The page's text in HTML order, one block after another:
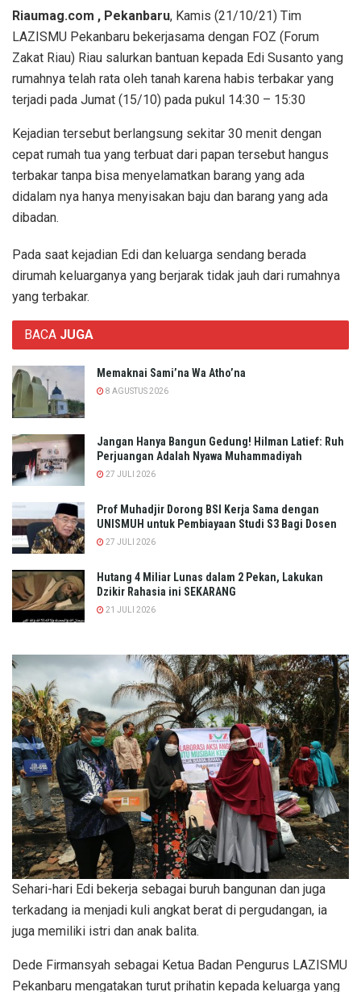
Riaumag.com , Pekanbaru, Kamis (21/10/21) Tim
LAZISMU Pekanbaru bekerjasama dengan FOZ (Forum
Zakat Riau) Riau salurkan bantuan kepada Edi Susanto yang
rumahnya telah rata oleh tanah karena habis terbakar yang
terjadi pada Jumat (15/10) pada pukul 14:30 – 15:30
Kejadian tersebut berlangsung sekitar 30 menit dengan
cepat rumah tua yang terbuat dari papan tersebut hangus
terbakar tanpa bisa menyelamatkan barang yang ada
didalam nya hanya menyisakan baju dan barang yang ada
dibadan.
Pada saat kejadian Edi dan keluarga sendang berada
dirumah keluarganya yang berjarak tidak jauh dari rumahnya
yang terbakar.
BACA JUGA
Memaknai Sami’na Wa Atho’na
8 AGUSTUS 2026
Jangan Hanya Bangun Gedung! Hilman Latief: Ruh
Perjuangan Adalah Nyawa Muhammadiyah
27 JULI 2026
Prof Muhadjir Dorong BSI Kerja Sama dengan
UNISMUH untuk Pembiayaan Studi S3 Bagi Dosen
27 JULI 2026
Hutang 4 Miliar Lunas dalam 2 Pekan, Lakukan
Dzikir Rahasia ini SEKARANG
21 JULI 2026
Sehari-hari Edi bekerja sebagai buruh bangunan dan juga
terkadang ia menjadi kuli angkat berat di pergudangan, ia
juga memiliki istri dan anak balita.
Dede Firmansyah sebagai Ketua Badan Pengurus LAZISMU
Pekanbaru mengatakan turut prihatin kepada keluarga yang